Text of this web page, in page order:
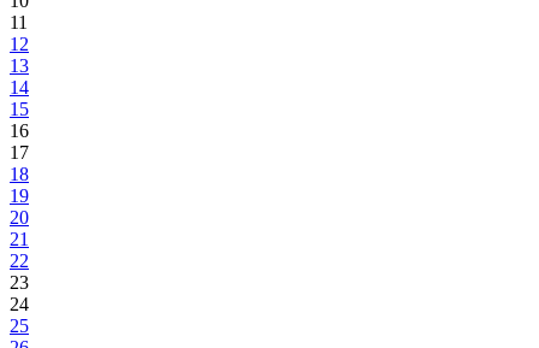
11
12
13
14
15
16
17
18
19
20
21
22
23
24
25